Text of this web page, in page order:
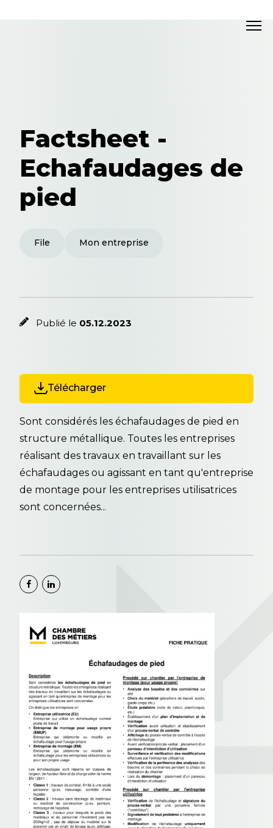
Factsheet -
Echafaudages de
pied
File Mon entreprise
Publié le 05.12.2023
Télécharger
Sont considérés les échafaudages de pied en
structure métallique. Toutes les entreprises
réalisant des travaux en travaillant sur les
échafaudages ou agissant en tant qu'entreprise
de montage pour les entreprises utilisatrices
sont concernées...